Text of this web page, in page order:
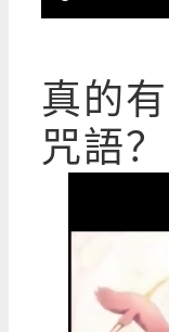
真的
咒語？